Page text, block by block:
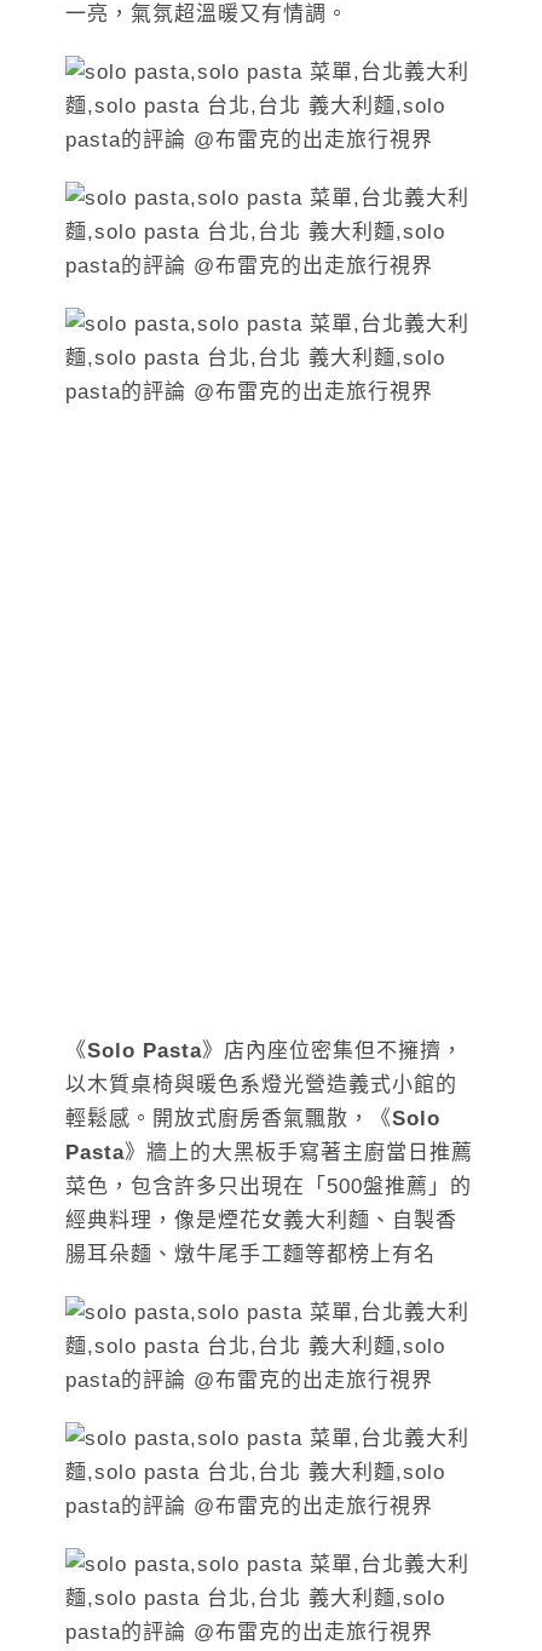
一亮，氣氛超溫暖又有情調。
《Solo Pasta》店內座位密集但不擁擠，
以木質桌椅與暖色系燈光營造義式小館的
輕鬆感。開放式廚房香氣飄散，《Solo
Pasta》牆上的大黑板手寫著主廚當日推薦
菜色，包含許多只出現在「500盤推薦」的
經典料理，像是煙花女義大利麵、自製香
腸耳朵麵、燉牛尾手工麵等都榜上有名